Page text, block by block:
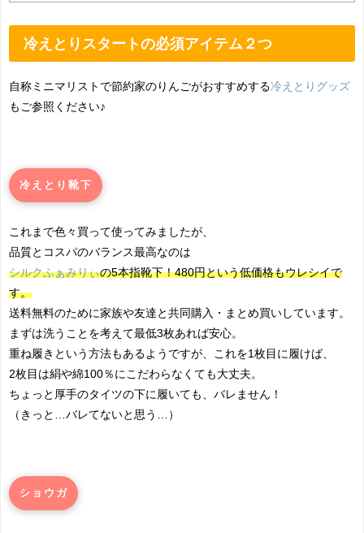
冷えとりスタートの必須アイテム２つ
自称ミニマリストで節約家のりんごがおすすめする冷えとりグッズ
もご参照ください♪
冷えとり靴下
これまで色々買って使ってみましたが、
品質とコスパのバランス最高なのは
シルクふぁみりぃの5本指靴下！480円という低価格もウレシイで
す。
送料無料のために家族や友達と共同購入・まとめ買いしています。
まずは洗うことを考えて最低3枚あれば安心。
重ね履きという方法もあるようですが、これを1枚目に履けば、
2枚目は絹や綿100％にこだわらなくても大丈夫。
ちょっと厚手のタイツの下に履いても、バレません！
（きっと…バレてないと思う…）
ショウガ